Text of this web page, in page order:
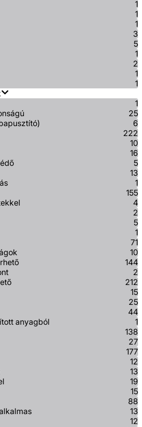
1
1
1
3
5
1
2
1
1
1
25
6
222
10
16
5
13
1
155
4
2
5
1
71
10
144
2
212
15
25
44
anyagból
1
138
27
177
12
13
19
15
88
13
12